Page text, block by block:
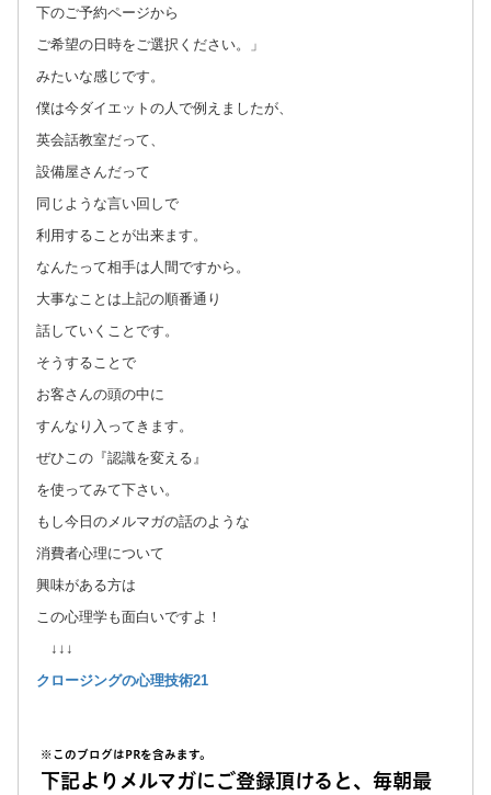
下のご予約ページから
ご希望の日時をご選択ください。」
みたいな感じです。
僕は今ダイエットの人で例えましたが、
英会話教室だって、
設備屋さんだって
同じような言い回しで
利用することが出来ます。
なんたって相手は人間ですから。
大事なことは上記の順番通り
話していくことです。
そうすることで
お客さんの頭の中に
すんなり入ってきます。
ぜひこの『認識を変える』
を使ってみて下さい。
もし今日のメルマガの話のような
消費者心理について
興味がある方は
この心理学も面白いですよ！
↓↓↓
クロージングの心理技術21
※このブログはPRを含みます。
下記よりメルマガにご登録頂けると、毎朝最